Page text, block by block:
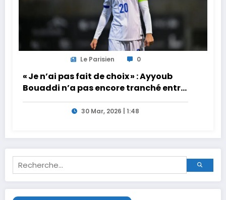
Le Parisien 0
« Je n’ai pas fait de choix » : Ayyoub
Bouaddi n’a pas encore tranché entre
la France et le Maroc
30 Mar, 2026 | 1:48